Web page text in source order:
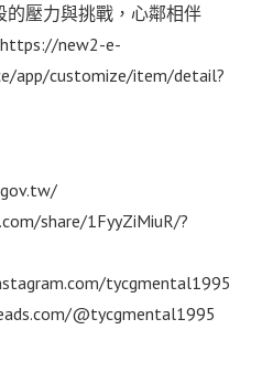
的壓力與挑戰，心鄰相伴
https://new2-e-
app/customize/item/detail?
share/1FyyZiMiuR/?
tycgmental1995
@tycgmental1995